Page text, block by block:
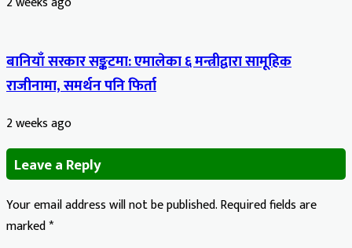
बानियाँ सरकार सङ्कटमा: एमालेका ६ मन्त्रीद्वारा सामूहिक
राजीनामा, समर्थन पनि फिर्ता
2 weeks ago
Leave a Reply
Your email address will not be published.Required fields are
marked*